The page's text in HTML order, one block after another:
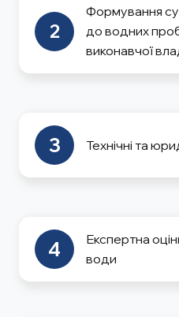
2
Формування
до водних
виконавчої
3 Технічні та
4
Експертна
води